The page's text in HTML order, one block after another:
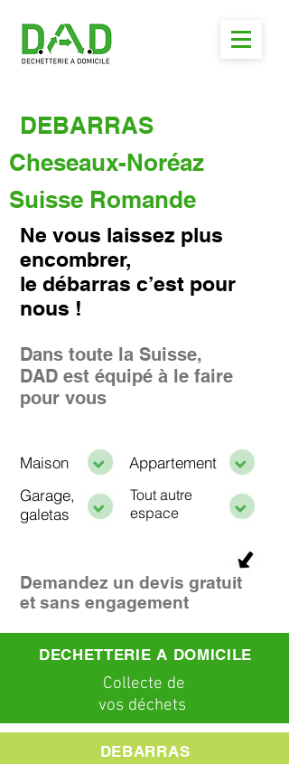
DEBARRAS
Cheseaux-Noréaz
Suisse Romande
Ne vous laissez plus
encombrer,
le débarras c’est pour
nous !
Dans toute la Suisse,
DAD est équipé à le faire
pour vous
Maison
Appartement
Garage,
galetas
Tout autre
espace
Demandez un devis gratuit
et sans engagement
DECHETTERIE A DOMICILE
Collecte de
vos déchets
DEBARRAS